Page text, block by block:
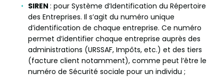
SIREN : pour Système d’Identification du Répertoire
des Entreprises. Il s’agit du numéro unique
d’identification de chaque entreprise. Ce numéro
permet d’identifier chaque entreprise auprès des
administrations (URSSAF, Impôts, etc.) et des tiers
(facture client notamment), comme peut l’être le
numéro de Sécurité sociale pour un individu ;